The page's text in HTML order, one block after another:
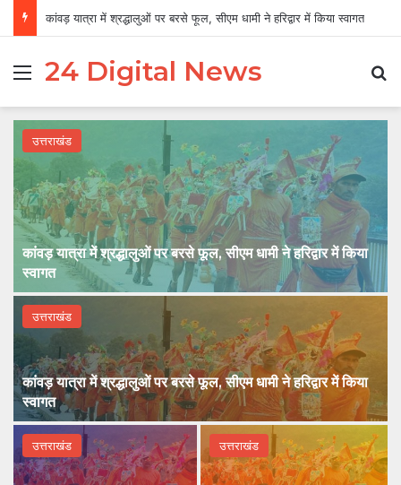
कांवड़ यात्रा में श्रद्धालुओं पर बरसे फूल, सीएम धामी ने हरिद्वार में किया स्वागत
Menu
24 Digital News
उत्तराखंड
कांवड़ यात्रा में श्रद्धालुओं पर बरसे फूल, सीएम धामी ने हरिद्वार में किया
स्वागत
उत्तराखंड
कांवड़ यात्रा में श्रद्धालुओं पर बरसे फूल, सीएम धामी ने हरिद्वार में किया
स्वागत
उत्तराखंड उत्तराखंड